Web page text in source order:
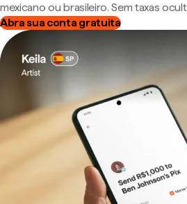
mexicano ou brasileiro. Sem taxas
Abra sua conta gratuita